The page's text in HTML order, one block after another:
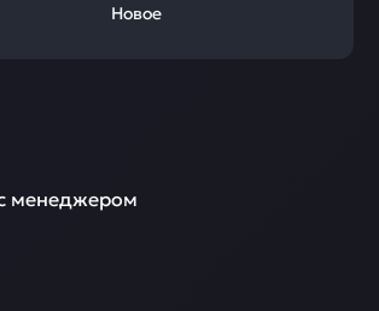
Новое
менеджером